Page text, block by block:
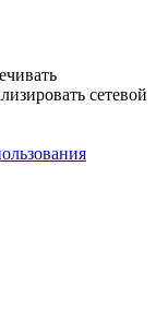
сетевой